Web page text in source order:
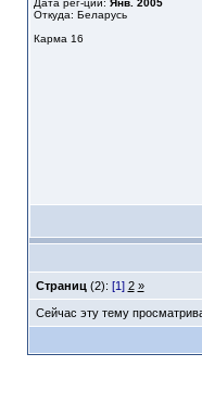
Дата рег-ции: Янв. 2005
Откуда: Беларусь
Карма 16
Страниц (2): [1] 2 »
Сейчас эту тему